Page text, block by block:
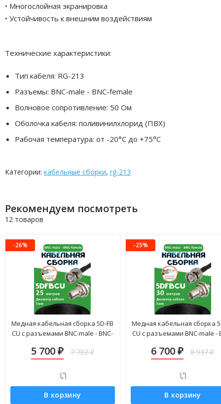
• Многослойная экранировка
• Устойчивость к внешним воздействиям
Технические характеристики:
Тип кабеля: RG-213
Разъемы: BNC-male - BNC-female
Волновое сопротивление: 50 Ом
Оболочка кабеля: поливинилхлорид (ПВХ)
Рабочая температура: от -20°C до +75°C
Категории: кабельные сборки, rg-213
Рекомендуем посмотреть
12 товаров
-26%
Медная кабельная сборка 5D-FB
CU с разъемами BNC-male - BNC-
5 700 ₽ 7 702₽
В корзину
-25%
Медная кабельная сборка
CU с разъемами BNC-male -
6 700₽ 8 937₽
В корзину